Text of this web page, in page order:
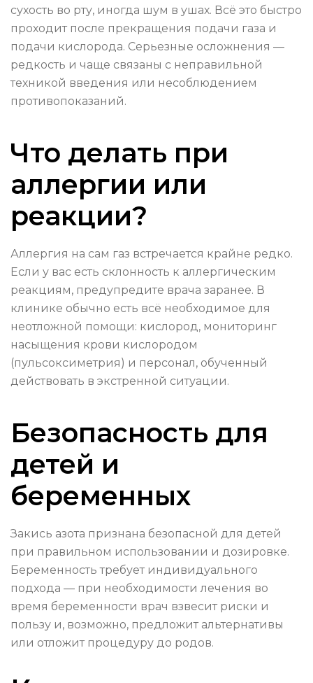
сухость во рту, иногда шум в ушах. Всё это быстро
проходит после прекращения подачи газа и
подачи кислорода. Серьезные осложнения —
редкость и чаще связаны с неправильной
техникой введения или несоблюдением
противопоказаний.
Что делать при
аллергии или
реакции?
Аллергия на сам газ встречается крайне редко.
Если у вас есть склонность к аллергическим
реакциям, предупредите врача заранее. В
клинике обычно есть всё необходимое для
неотложной помощи: кислород, мониторинг
насыщения крови кислородом
(пульсоксиметрия) и персонал, обученный
действовать в экстренной ситуации.
Безопасность для
детей и
беременных
Закись азота признана безопасной для детей
при правильном использовании и дозировке.
Беременность требует индивидуального
подхода — при необходимости лечения во
время беременности врач взвесит риски и
пользу и, возможно, предложит альтернативы
или отложит процедуру до родов.